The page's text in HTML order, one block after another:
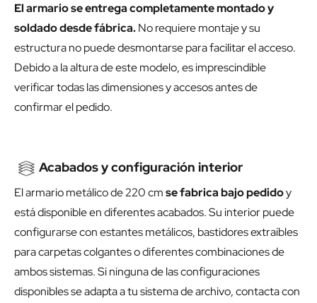
El armario se entrega completamente montado y
soldado desde fábrica.No requiere montaje y su
estructura no puede desmontarse para facilitar el acceso.
Debido a la altura de este modelo, es imprescindible
verificar todas las dimensiones y accesos antes de
confirmar el pedido.
Acabados y configuración interior
El armario metálico de 220 cmse fabrica bajo pedidoy
está disponible en diferentes acabados. Su interior puede
configurarse con estantes metálicos, bastidores extraíbles
para carpetas colgantes o diferentes combinaciones de
ambos sistemas. Si ninguna de las configuraciones
disponibles se adapta a tu sistema de archivo, contacta con